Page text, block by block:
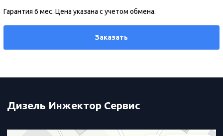
Гарантия 6 мес. Цена указана с учетом обмена.
Заказать
Телефон
Дизель Инжектор Сервис
Дизель Инжектор Сервис